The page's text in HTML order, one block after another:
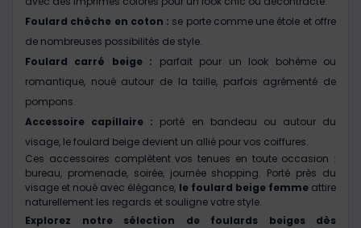
Foulard chèche en coton : se porte comme une étole et offre
de nombreuses possibilités de style.
Foulard carré beige : parfait pour un look bohème ou
romantique, noué autour de la taille, parfois agrémenté de
pompons.
Accessoire capillaire : porté en bandeau ou autour du
visage, le foulard beige devient un allié pour vos coiffures.
Ces accessoires complètent vos tenues en toute occasion :
bureau, promenade, soirée, journée shopping. Porté près du
visage et noué avec élégance, le foulard beige femmeattire
naturellement les regards et souligne votre style.
Explorez notre sélection de foulards beiges dès